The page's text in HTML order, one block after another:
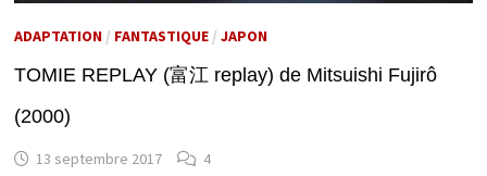
ADAPTATION/ FANTASTIQUE/ JAPON
TOMIE REPLAY (富江 replay) de Mitsuishi Fujirô
(2000)
13 septembre 2017 4